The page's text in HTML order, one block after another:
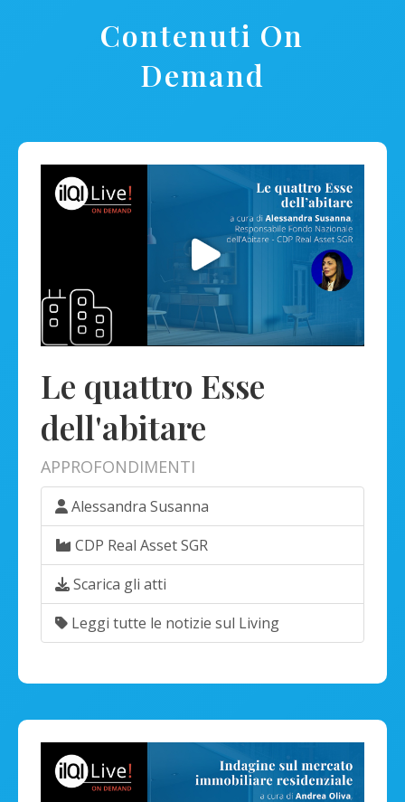
Contenuti On
Demand
Le quattro Esse
dell'abitare
APPROFONDIMENTI
Alessandra Susanna
CDP Real Asset SGR
Scarica gli atti
Leggi tutte le notizie sul Living